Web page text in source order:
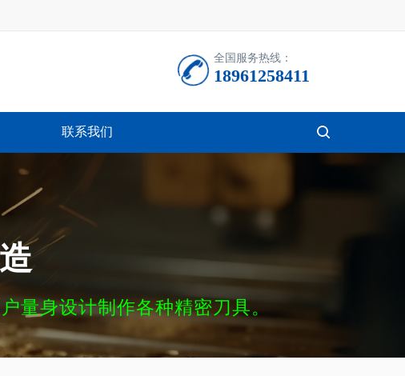
全国服务热线：
18961258411
联系我们 按钮文本
量身设计制作各种精密刀具。